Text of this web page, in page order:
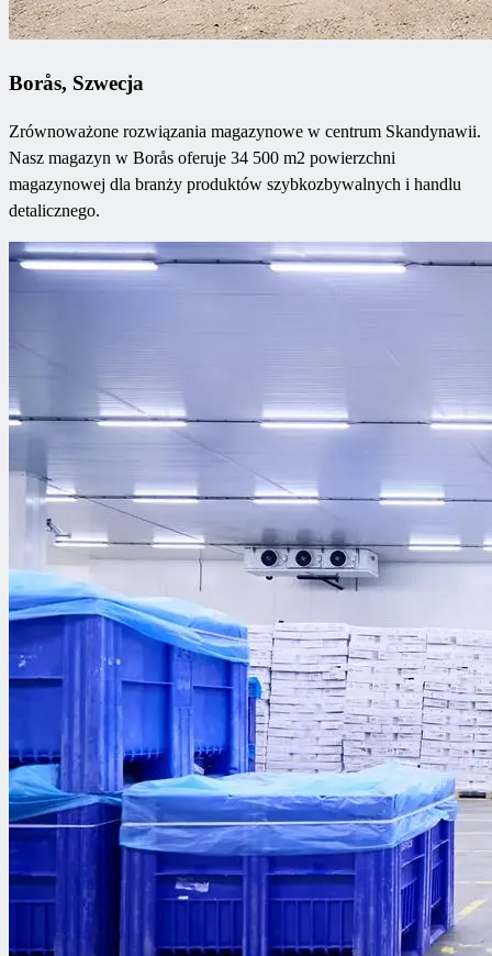
Borås, Szwecja
Zrównoważone rozwiązania magazynowe w centrum Skandynawii.
Nasz magazyn w Borås oferuje 34 500 m2 powierzchni
magazynowej dla branży produktów szybkozbywalnych i handlu
detalicznego.